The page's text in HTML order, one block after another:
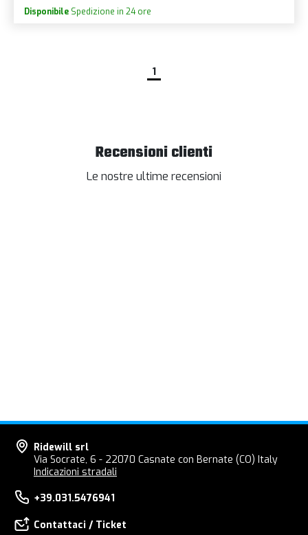
Disponibile Spedizione in 24 ore
1
Recensioni clienti
Le nostre ultime recensioni
Ridewill srl
Via Socrate, 6 - 22070 Casnate con Bernate (CO) Italy
Indicazioni stradali
+39.031.5476941
Contattaci / Ticket